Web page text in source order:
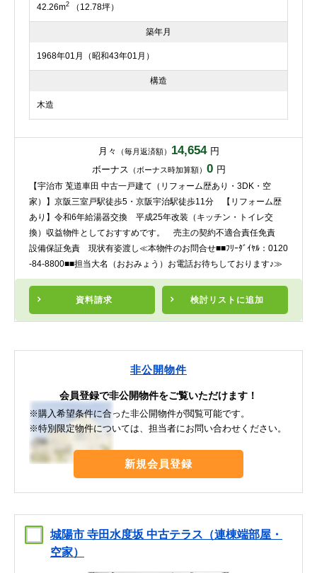
42.26m2 （12.78坪）
築年月
1968年01月（昭和43年01月）
構造
木造
月々 （毎月返済額） 14,654 円
ボーナス （ボーナス時加算額） 0 円
資料請求 検討リスト に追加
【宇治市 莵道車田 中古一戸建て（リフォーム歴あり・3DK・空
家）】京阪三室戸駅徒歩5・京阪宇治駅徒歩11分 【リフォーム歴
あり】令和6年給湯器交換 平成25年改装（キッチン・トイレ交
換）収益物件としておすすめです。 売主の契約不適合責任免責
設備保証免責 現状有姿渡し≪本物件のお問合せ■■ﾌﾘｰﾀﾞｲﾔﾙ：0120
-84-8800■■担当大名（おおみょう）お電話お待ちしております♪≫
非公開物件
会員登録で非公開物件をご覧いただけます！
※購入希望条件に合った非公開物件が閲覧可能です。
※特別限定物件については、担当者にお問い合わせください。
新規会員登録
城陽市 寺田水度坂 中古テラス（連棟端部屋・
空家）